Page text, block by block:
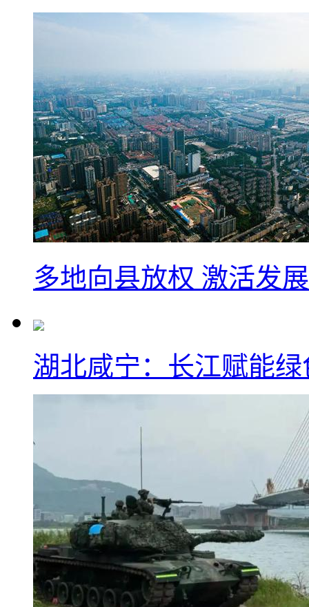
多地向县放权 激活发
湖北咸宁：长江赋能